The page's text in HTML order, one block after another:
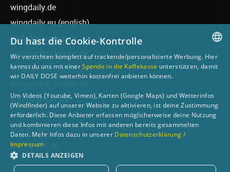
wingdaily.de
wingdaily.eu(english)
dailydose-shop.de
windsurfen-lernen.de
wellenreiten-lernen.de
surfen-lernen.de
foilsurfen.de
sup-basics.de
ski-basics.de
GERMAN
Du hast die Cookie-Kontrolle
Wir verzichten komplett auf trackende/personalisierte Werbung. Hier
kannst du uns mit einerSpende in die Kaffekasse unterstützen, damit
wir DAILY DOSE weiterhin kostenfrei anbieten können.
Um Videos (Youtube, Vimeo), Karten (Google Maps) und Wetterinfos
(Windfinder) auf unserer Website zu aktivieren, ist deine Zustimmung
erforderlich. Diese Anbieter erfassen möglicherweise deine Nutzung
und kombinieren diese Infos mit anderen bereits gesammelten
Daten. Mehr Infos dazu in unserer Datenschutzerklärung /
Impressum
DETAILS ANZEIGEN